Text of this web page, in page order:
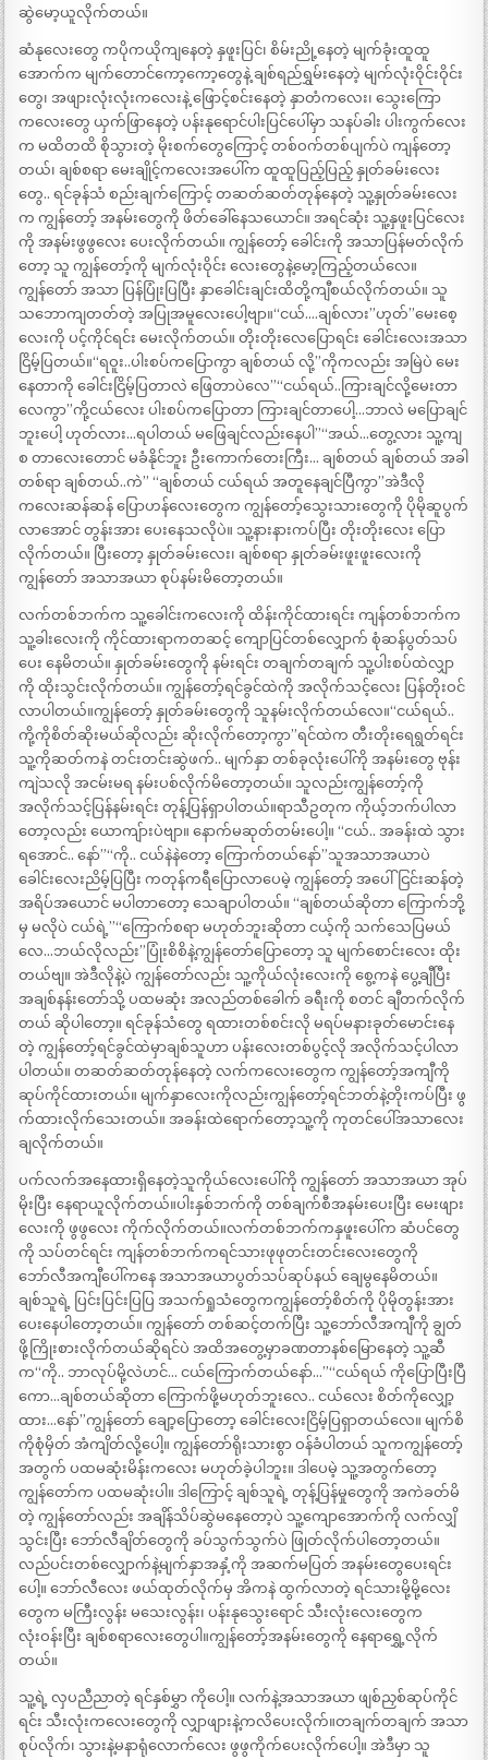
ဆွဲမော့ယူလိုက်တယ်။
ဆံနုလေးတွေ ကပိုကယိုကျနေတဲ့ နှဖူးပြင်၊ စိမ်းညို့နေတဲ့ မျက်ခုံးထူထူ
အောက်က မျက်တောင်ကော့ကော့တွေနဲ့ ချစ်ရည်ရွှမ်းနေတဲ့ မျက်လုံးဝိုင်းဝိုင်း
တွေ၊ အဖျားလုံးလုံးကလေးနဲ့ ဖြောင့်စင်းနေတဲ့ နှာတံကလေး၊ သွေးကြော
ကလေးတွေ ယှက်ဖြာနေတဲ့ ပန်းနုရောင်ပါးပြင်ပေါ်မှာ သနပ်ခါး ပါးကွက်လေး
က မထိတထိ စိုသွားတဲ့ မိုးစက်တွေကြောင့် တစ်ဝက်တစ်ပျက်ပဲ ကျန်တော့
တယ်၊ ချစ်စရာ မေးချိုင့်ကလေးအပေါ်က ထူထူပြည့်ပြည့် နှုတ်ခမ်းလေး
တွေ.. ရင်ခုန်သံ စည်းချက်ကြောင့် တဆတ်ဆတ်တုန်နေတဲ့ သူ့နှုတ်ခမ်းလေး
က ကျွန်တော့် အနမ်းတွေကို ဖိတ်ခေါ်နေသယောင်။ အရင်ဆုံး သူ့နှဖူးပြင်လေး
ကို အနမ်းဖွဖွလေး ပေးလိုက်တယ်။ ကျွန်တော့် ခေါင်းကို အသာပြန်မတ်လိုက်
တော့ သူ ကျွန်တော့်ကို မျက်လုံးဝိုင်း လေးတွေနဲ့မော့ကြည့်တယ်လေ။
ကျွန်တော် အသာ ပြန်ပြုံးပြပြီး နှာခေါင်းချင်းထိတို့ကျီစယ်လိုက်တယ်။ သူ
သဘောကျတတ်တဲ့ အပြုအမူလေးပေါ့ဗျာ။“ငယ်….ချစ်လား”ဟုတ်”မေးစေ့
လေးကို ပင့်ကိုင်ရင်း မေးလိုက်တယ်။ တိုးတိုးလေပြောရင်း ခေါင်းလေးအသာ
ငြိမ့်ပြတယ်။“ရဝူး..ပါးစပ်ကပြောကွာ ချစ်တယ် လို့”ကိုကလည်း အမြဲပဲ မေး
နေတာကို ခေါင်းငြိမ့်ပြတာလဲ ဖြေတာပဲလေ”“ငယ်ရယ်..ကြားချင်လို့မေးတာ
လေကွာ”ကို့ငယ်လေး ပါးစပ်ကပြောတာ ကြားချင်တာပေါ့…ဘာလဲ မပြောချင်
ဘူးပေါ့ ဟုတ်လား…ရပါတယ် မဖြေချင်လည်းနေပါ”“အယ်…တွေ့လား သူ့ကျ
စ တာလေးတောင် မခံနိုင်ဘူး ဦးကောက်တေးကြီး… ချစ်တယ် ချစ်တယ် အခါ
တစ်ရာ ချစ်တယ်..ကဲ” “ချစ်တယ် ငယ်ရယ် အတူနေချင်ပြီကွာ”အဲဒီလို
ကလေးဆန်ဆန် ပြောဟန်လေးတွေက ကျွန်တော့်သွေးသားတွေကို ပိုမိုဆူပွက်
လာအောင် တွန်းအား ပေးနေသလိုပဲ။ သူ့နားနားကပ်ပြီး တိုးတိုးလေး ပြော
လိုက်တယ်။ ပြီးတော့ နှုတ်ခမ်းလေး၊ ချစ်စရာ နှုတ်ခမ်းဖူးဖူးလေးကို
ကျွန်တော် အသာအယာ စုပ်နမ်းမိတော့တယ်။
လက်တစ်ဘက်က သူ့ခေါင်းကလေးကို ထိန်းကိုင်ထားရင်း ကျန်တစ်ဘက်က
သူ့ခါးလေးကို ကိုင်ထားရာကတဆင့် ကျောပြင်တစ်လျှောက် စုံဆန်ပွတ်သပ်
ပေး နေမိတယ်။ နှုတ်ခမ်းတွေကို နမ်းရင်း တချက်တချက် သူ့ပါးစပ်ထဲလျှာ
ကို ထိုးသွင်းလိုက်တယ်။ ကျွန်တော့်ရင်ခွင်ထဲကို အလိုက်သင့်လေး ပြန်တိုးဝင်
လာပါတယ်။ကျွန်တော့် နှုတ်ခမ်းတွေကို သူနမ်းလိုက်တယ်လေ။“ငယ်ရယ်..
ကို့ကိုစိတ်ဆိုးမယ်ဆိုလည်း ဆိုးလိုက်တော့ကွာ”ရင်ထဲက တီးတိုးရေရွတ်ရင်း
သူ့ကိုဆတ်ကနဲ တင်းတင်းဆွဲဖက်.. မျက်နှာ တစ်ခုလုံးပေါ်ကို အနမ်းတွေ ဗုန်း
ကျဲသလို အငမ်းမရ နမ်းပစ်လိုက်မိတော့တယ်။ သူလည်းကျွန်တော့်ကို
အလိုက်သင့်ပြန်နမ်းရင်း တုန့်ပြန်ရှာပါတယ်။ရာသီဥတုက ကိုယ့်ဘက်ပါလာ
တော့လည်း ယောကျ်ားပဲဗျာ။ နောက်မဆုတ်တမ်းပေါ့။ “ငယ်.. အခန်းထဲ သွား
ရအောင်.. နော်”“ကို.. ငယ်နဲနဲတော့ ကြောက်တယ်နော်”သူအသာအယာပဲ
ခေါင်းလေးညိမ့်ပြပြီး ကတုန်ကရီပြောလာပေမဲ့ ကျွန်တော့် အပေါ်ငြင်းဆန်တဲ့
အရိပ်အယောင် မပါတာတော့ သေချာပါတယ်။ “ချစ်တယ်ဆိုတာ ကြောက်ဘို့
မှ မလိုပဲ ငယ်ရဲ့”“ကြောက်စရာ မဟုတ်ဘူးဆိုတာ ငယ့်ကို သက်သေပြမယ်
လေ…ဘယ်လိုလည်း”ပြုံးစိစိနဲ့ကျွန်တော်ပြောတော့ သူ မျက်စောင်းလေး ထိုး
တယ်ဗျ။ အဲဒီလိုနဲ့ပဲ ကျွန်တော်လည်း သူ့ကိုယ်လုံးလေးကို စွေ့ကနဲ ပွေ့ချီပြီး
အချစ်နန်းတော်သို့ ပထမဆုံး အလည်တစ်ခေါက် ခရီးကို စတင် ချီတက်လိုက်
တယ် ဆိုပါတော့။ ရင်ခုန်သံတွေ ရထားတစ်စင်းလို မရပ်မနားခုတ်မောင်းနေ
တဲ့ ကျွန်တော့်ရင်ခွင်ထဲမှာချစ်သူဟာ ပန်းလေးတစ်ပွင့်လို အလိုက်သင့်ပါလာ
ပါတယ်။ တဆတ်ဆတ်တုန်နေတဲ့ လက်ကလေးတွေက ကျွန်တော့်အကျီကို
ဆုပ်ကိုင်ထားတယ်။ မျက်နှာလေးကိုလည်းကျွန်တော့်ရင်ဘတ်နဲ့တိုးကပ်ပြီး ဖွ
က်ထားလိုက်သေးတယ်။ အခန်းထဲရောက်တော့သူ့ကို ကုတင်ပေါ်အသာလေး
ချလိုက်တယ်။
ပက်လက်အနေထားရှိနေတဲ့သူကိုယ်လေးပေါ်ကို ကျွန်တော် အသာအယာ အုပ်
မိုးပြီး နေရာယူလိုက်တယ်။ပါးနှစ်ဘက်ကို တစ်ချက်စီအနမ်းပေးပြီး မေးဖျား
လေးကို ဖွဖွလေး ကိုက်လိုက်တယ်။လက်တစ်ဘက်ကနှဖူးပေါ်က ဆံပင်တွေ
ကို သပ်တင်ရင်း ကျန်တစ်ဘက်ကရင်သားဖုဖုတင်းတင်းလေးတွေကို
ဘော်လီအကျီပေါ်ကနေ အသာအယာပွတ်သပ်ဆုပ်နယ် ချေမွနေမိတယ်။
ချစ်သူရဲ့ ပြင်းပြင်းပြပြ အသက်ရှုသံတွေကကျွန်တော့်စိတ်ကို ပိုမိုတွန်းအား
ပေးနေပါတော့တယ်။ ကျွန်တော် တစ်ဆင့်တက်ပြီး သူ့ဘော်လီအကျီကို ချွတ်
ဖို့ကြိုးစားလိုက်တယ်ဆိုရင်ပဲ အထိအတွေ့မှာခဏတာနစ်မြောနေတဲ့ သူ့ဆီ
က“ကို.. ဘာလုပ်မို့လဲဟင်… ငယ်ကြောက်တယ်နော်…”“ငယ်ရယ် ကိုပြောပြီးပြီ
ကော…ချစ်တယ်ဆိုတာ ကြောက်ဖို့မဟုတ်ဘူးလေ.. ငယ်လေး စိတ်ကိုလျှော့
ထား…နော်”ကျွန်တော် ချော့ပြောတော့ ခေါင်းလေးငြိမ့်ပြရှာတယ်လေ။ မျက်စိ
ကိုစုံမှိတ် အံကျိတ်လို့ပေါ့။ ကျွန်တော်ရိုးသားစွာ ဝန်ခံပါတယ် သူကကျွန်တော့်
အတွက် ပထမဆုံးမိန်းကလေး မဟုတ်ခဲ့ပါဘူး။ ဒါပေမဲ့ သူ့အတွက်တော့
ကျွန်တော်က ပထမဆုံးပါ။ ဒါကြောင့် ချစ်သူရဲ့ တုန့်ပြန်မှုတွေကို အကဲခတ်မိ
တဲ့ ကျွန်တော်လည်း အချိန်သိပ်ဆွဲမနေတော့ပဲ သူ့ကျောအောက်ကို လက်လျှိ
သွင်းပြီး ဘော်လီချိတ်တွေကို ခပ်သွက်သွက်ပဲ ဖြုတ်လိုက်ပါတော့တယ်။
လည်ပင်းတစ်လျှောက်နဲ့မျက်နှာအနှံ့ကို အဆက်မပြတ် အနမ်းတွေပေးရင်း
ပေါ့။ ဘော်လီလေး ဖယ်ထုတ်လိုက်မှ အိကနဲ ထွက်လာတဲ့ ရင်သားမို့မို့လေး
တွေက မကြီးလွန်း မသေးလွန်း၊ ပန်းနုသွေးရောင် သီးလုံးလေးတွေက
လုံးဝန်းပြီး ချစ်စရာလေးတွေပါ။ကျွန်တော့်အနမ်းတွေကို နေရာရွှေ့လိုက်
တယ်။
သူ့ရဲ့ လှပညီညာတဲ့ ရင်နှစ်မွှာ ကိုပေါ့။ လက်နဲ့အသာအယာ ဖျစ်ညှစ်ဆုပ်ကိုင်
ရင်း သီးလုံးကလေးတွေကို လျှာဖျားနဲ့ကလိပေးလိုက်။တချက်တချက် အသာ
စုပ်လိုက်၊ သွားနဲ့မနာရုံလောက်လေး ဖွဖွကိုက်ပေးလိုက်ပေါ့။ အဲဒီမှာ သူ